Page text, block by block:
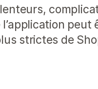
strictes de